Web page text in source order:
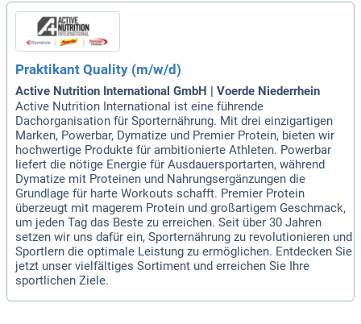
Praktikant Quality (m/w/d)
Active Nutrition International GmbH | Voerde Niederrhein
Active Nutrition International ist eine führende
Dachorganisation für Sporternährung. Mit drei einzigartigen
Marken, Powerbar, Dymatize und Premier Protein, bieten wir
hochwertige Produkte für ambitionierte Athleten. Powerbar
liefert die nötige Energie für Ausdauersportarten, während
Dymatize mit Proteinen und Nahrungsergänzungen die
Grundlage für harte Workouts schafft. Premier Protein
überzeugt mit magerem Protein und großartigem Geschmack,
um jeden Tag das Beste zu erreichen. Seit über 30 Jahren
setzen wir uns dafür ein, Sporternährung zu revolutionieren und
Sportlern die optimale Leistung zu ermöglichen. Entdecken Sie
jetzt unser vielfältiges Sortiment und erreichen Sie Ihre
sportlichen Ziele.